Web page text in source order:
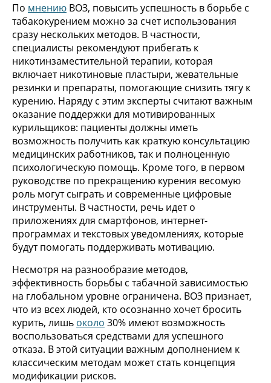
По мнению ВОЗ, повысить успешность в борьбе с
табакокурением можно за счет использования
сразу нескольких методов. В частности,
специалисты рекомендуют прибегать к
никотинзаместительной терапии, которая
включает никотиновые пластыри, жевательные
резинки и препараты, помогающие снизить тягу к
курению. Наряду с этим эксперты считают важным
оказание поддержки для мотивированных
курильщиков: пациенты должны иметь
возможность получить как краткую консультацию
медицинских работников, так и полноценную
психологическую помощь. Кроме того, в первом
руководстве по прекращению курения весомую
роль могут сыграть и современные цифровые
инструменты. В частности, речь идет о
приложениях для смартфонов, интернет-
программах и текстовых уведомлениях, которые
будут помогать поддерживать мотивацию.
Несмотря на разнообразие методов,
эффективность борьбы с табачной зависимостью
на глобальном уровне ограничена. ВОЗ признает,
что из всех людей, кто осознанно хочет бросить
курить, лишь около 30% имеют возможность
воспользоваться средствами для успешного
отказа. В этой ситуации важным дополнением к
классическим методам может стать концепция
модификации рисков.